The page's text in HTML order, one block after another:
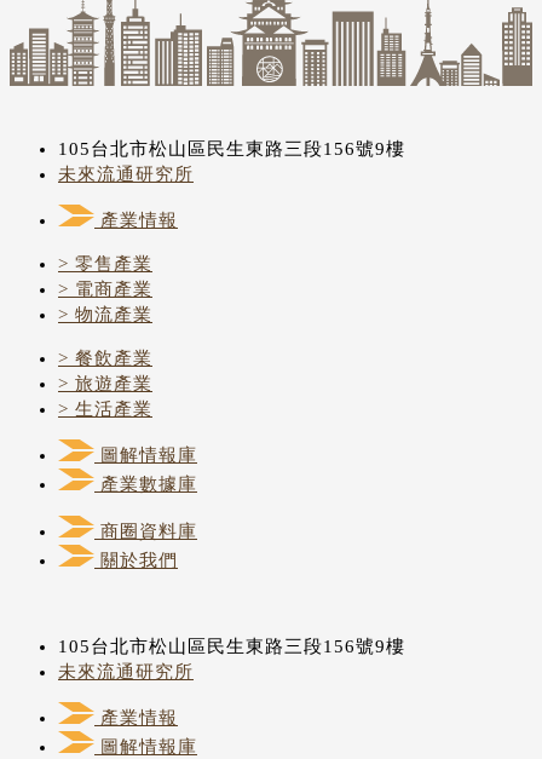
105台北市松山區民生東路三段156號9樓
未來流通研究所
產業情報
> 零售產業
> 電商產業
> 物流產業
> 餐飲產業
> 旅遊產業
> 生活產業
圖解情報庫
產業數據庫
商圈資料庫
關於我們
105台北市松山區民生東路三段156號9樓
未來流通研究所
產業情報
圖解情報庫